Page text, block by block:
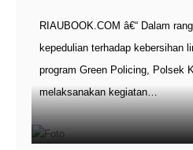
RIAUBOOK.COM â€“ Dalam
kepedulian terhadap kebersihan
program Green Policing, Polsek
melaksanakan kegiatan…